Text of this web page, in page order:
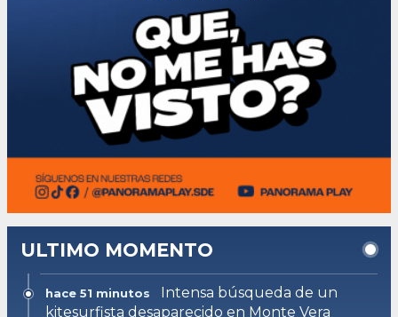
ULTIMO MOMENTO
hace 51 minutos
Intensa búsqueda de un
kitesurfista desaparecido en Monte Vera